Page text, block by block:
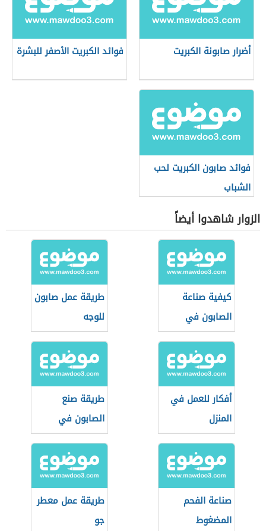
أضرار صابونة الكبريت فوائد الكبريت الأصفر للبشرة
فوائد صابون الكبريت لحب
الشباب
الزوار شاهدوا أيضاً
كيفية صناعة
الصابون في
المنزل
طريقة عمل صابون
للوجه
أفكار للعمل في
المنزل
طريقة صنع
الصابون في
المنزل
صناعة الفحم
المضغوط
طريقة عمل معطر
جو